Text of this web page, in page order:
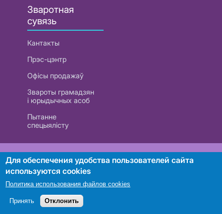
Зваротная
сувязь
Кантакты
Прэс-цэнтр
Офісы продажаў
Звароты грамадзян
і юрыдычных асоб
Пытанне
спецыялісту
РУП «Белтэлекам». УНП 101007741
Пошук
Для обеспечения удобства пользователей сайта
используются cookies
Политика использования файлов cookies
Принять Отклонить